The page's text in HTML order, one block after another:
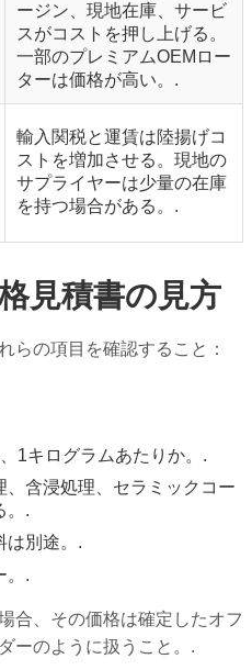
ージン、現地在庫、サービ
スがコストを押し上げる。
一部のプレミアムOEMロー
ターは価格が高い。.
輸入関税と運賃は陸揚げコ
ストを増加させる。現地の
サプライヤーは少量の在庫
を持つ場合がある。.
見積書の見方
らの項目を確認すること：
1キログラムあたりか。.
、含浸処理、セラミックコー
。.
は別途。.
。.
合、その価格は確定したオフ
ーのように扱うこと。.